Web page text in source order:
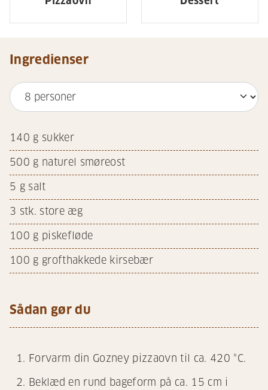
Ingredienser
140 g sukker
500 g naturel smøreost
5 g salt
3 stk. store æg
100 g piskefløde
100 g grofthakkede kirsebær
Sådan gør du
Forvarm din Gozney pizzaovn til ca. 420 °C.
Beklæd en rund bageform på ca. 15 cm i